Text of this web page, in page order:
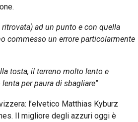
ad un punto e con quella
commesso un errore particolarmente
tosta, il terreno molto lento e
per paura di sbagliare”
l’elvetico Matthias Kyburz
Il migliore degli azzuri oggi è